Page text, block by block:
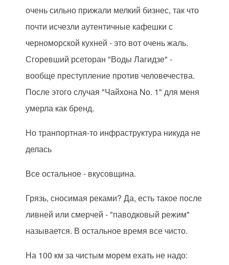
очень сильно прижали мелкий бизнес, так что
почти исчезли аутентичные кафешки с
черноморской кухней - это вот очень жаль.
Сгоревший рсеторан "Воды Лагидзе" -
вообще преступление против человечества.
После этого случая "Чайхона No. 1" для меня
умерла как бренд.
Но транпортная-то инфраструктура никуда не
делась
Все остальное - вкусовщина.
Грязь, сносимая реками? Да, есть такое после
ливней или смерчей - "паводковый режим"
называется. В остальное время все чисто.
На 100 км за чистым морем ехать не надо: